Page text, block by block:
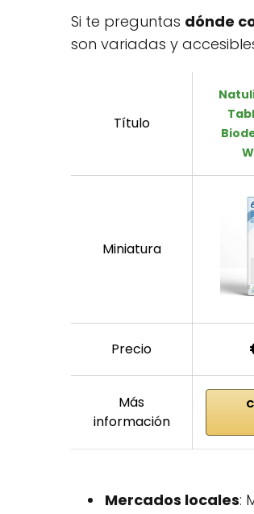
Si te preguntas dónde
son variadas y
Título
Miniatura
Precio
Más
información
Mercados locales: